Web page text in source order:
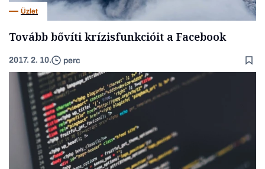
Üzlet
Tovább bővíti krízisfunkcióit a Facebook
2017. 2. 10. perc